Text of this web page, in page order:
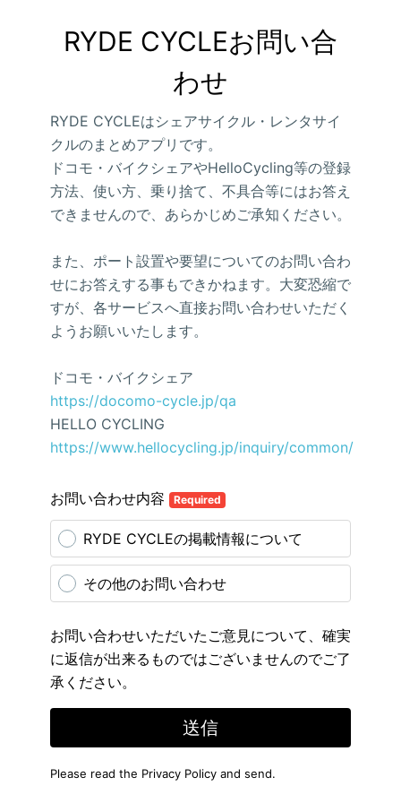
RYDE CYCLEお問い合
わせ
RYDE CYCLEはシェアサイクル・レンタサイ
クルのまとめアプリです。
ドコモ・バイクシェアやHelloCycling等の登録
方法、使い方、乗り捨て、不具合等にはお答え
できませんので、あらかじめご承知ください。
また、ポート設置や要望についてのお問い合わ
せにお答えする事もできかねます。大変恐縮で
すが、各サービスへ直接お問い合わせいただく
ようお願いいたします。
ドコモ・バイクシェア
https://docomo-cycle.jp/qa
HELLO CYCLING
https://www.hellocycling.jp/inquiry/common/
お問い合わせ内容 Required
RYDE CYCLEの掲載情報について
その他のお問い合わせ
お問い合わせいただいたご意見について、確実
に返信が出来るものではございませんのでご了
承ください。
送信
Please read the Privacy Policy and send.